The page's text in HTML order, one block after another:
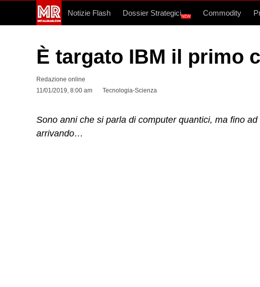
Notizie Flash Dossier StrategiciNEW Commodity
È targato IBM il primo
Redazione online
11/01/2019, 8:00 am
Tecnologia-Scienza
Sono anni che si parla di computer quantici, ma fino
arrivando…